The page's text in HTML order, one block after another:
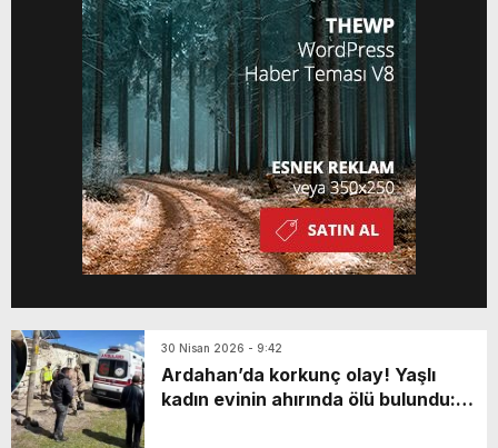
yaralı toplanarak kayıt altına alınmış. Bu
30 Nisan 2026 - 9:42
Ardahan’da korkunç olay! Yaşlı
kadın evinin ahırında ölü bulundu: